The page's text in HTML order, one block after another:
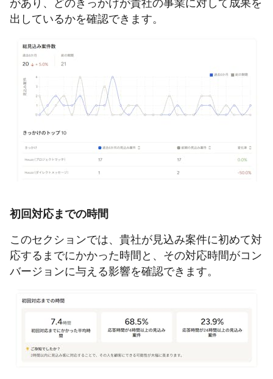
があり、どのきっかけが貴社の事業に対して成果を
出しているかを確認できます。
初回対応までの時間
このセクションでは、貴社が見込み案件に初めて対
応するまでにかかった時間と、その対応時間がコン
バージョンに与える影響を確認できます。